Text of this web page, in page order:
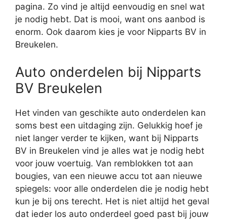
pagina. Zo vind je altijd eenvoudig en snel wat
je nodig hebt. Dat is mooi, want ons aanbod is
enorm. Ook daarom kies je voor Nipparts BV in
Breukelen.
Auto onderdelen bij Nipparts
BV Breukelen
Het vinden van geschikte auto onderdelen kan
soms best een uitdaging zijn. Gelukkig hoef je
niet langer verder te kijken, want bij Nipparts
BV in Breukelen vind je alles wat je nodig hebt
voor jouw voertuig. Van remblokken tot aan
bougies, van een nieuwe accu tot aan nieuwe
spiegels: voor alle onderdelen die je nodig hebt
kun je bij ons terecht. Het is niet altijd het geval
dat ieder los auto onderdeel goed past bij jouw